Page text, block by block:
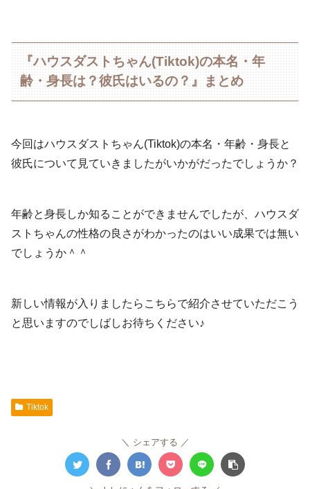
『ハウスダストちゃん(Tiktok)の本名・年
齢・身長は？彼氏はいるの？』まとめ
今回はハウスダストちゃん(Tiktok)の本名・年齢・身長と
彼氏について見ていきましたがいかがだったでしょうか？
年齢と身長しか知ることができませんでしたが、ハウスダ
ストちゃんの性格の良さがわかったのはいい成果では無い
でしょうか＾＾
新しい情報が入りましたらこちらで紹介させていただこう
と思いますのでしばしお待ちください♪
Tiktok
シェアする